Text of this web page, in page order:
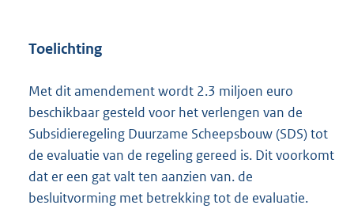
Toelichting
Met dit amendement wordt 2.3 miljoen euro
beschikbaar gesteld voor het verlengen van de
Subsidieregeling Duurzame Scheepsbouw (SDS) tot
de evaluatie van de regeling gereed is. Dit voorkomt
dat er een gat valt ten aanzien van. de
besluitvorming met betrekking tot de evaluatie.